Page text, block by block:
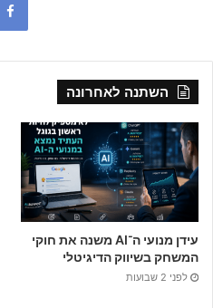
השתנה לאחרונה
עידן מנועי ה־AI משנה את חוקי
המשחק בשיווק הדיגיטלי
לפני 2 שבועות